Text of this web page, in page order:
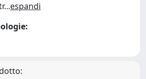
...espandi